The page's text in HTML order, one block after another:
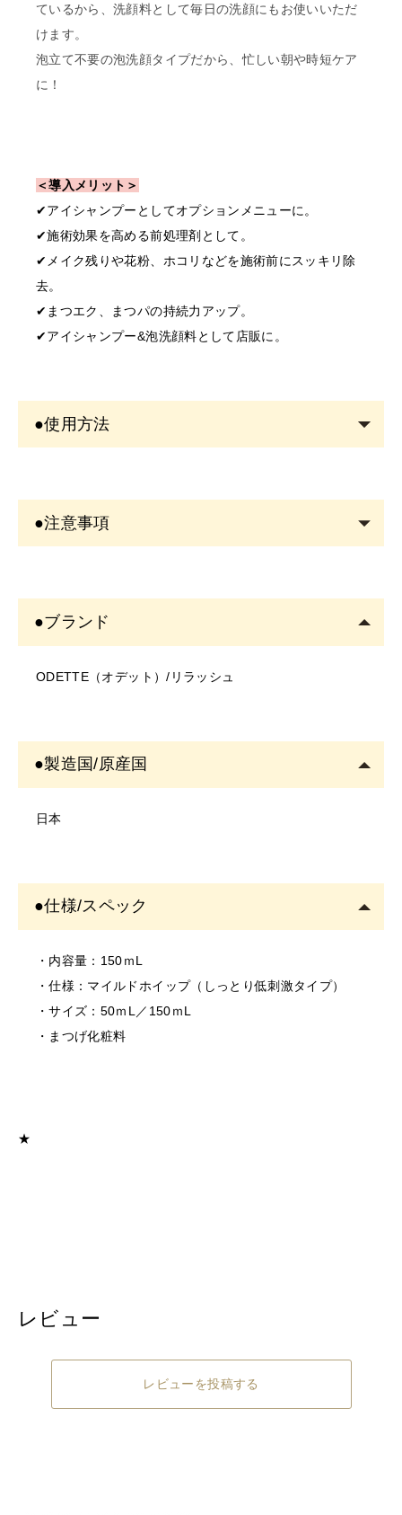
ているから、洗顔料として毎日の洗顔にもお使いいただ
けます。
泡立て不要の泡洗顔タイプだから、忙しい朝や時短ケア
に！
＜導入メリット＞
✔︎アイシャンプーとしてオプションメニューに。
✔︎施術効果を高める前処理剤として。
✔︎メイク残りや花粉、ホコリなどを施術前にスッキリ除
去。
✔︎まつエク、まつパの持続力アップ。
✔︎アイシャンプー&泡洗顔料として店販に。
●使用方法
↓
②本品をまつげにのせ、専用ブラシまたはチップを使用
たはチップ（それぞれ精製水で湿らせます）に取り換
●注意事項
・写真のイメージと実物とは色、模様など多少異なる場
合がございます。
ー、素材、表記など)が変更する場合があります。
＜ご使用について＞
・お肌に異常があるときは使用をしないでください。
を中止し、専門医にご相談されることをおすすめしま
す。
そのまま使用を続けますと、悪化する恐れがありま
す。
＜保存/保管/期限について＞
・乳幼児の手の届かない場所に保管してください。
●ブランド
ODETTE（オデット）/リラッシュ
●製造国/原産国
日本
●仕様/スペック
・内容量：150ｍL
・仕様：マイルドホイップ（しっとり低刺激タイプ）
・サイズ：50ｍL／150ｍL
・まつげ化粧料
★
レビュー
レビューを投稿する